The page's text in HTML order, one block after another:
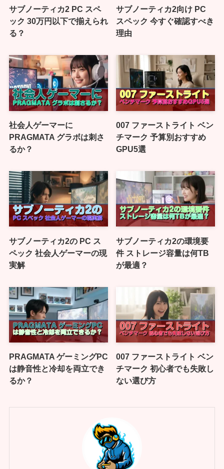
サブノーティカ2 PC スペ
ック 30万円以下で揃えられ
る？
サブノーティカ2向け PC
スペック 今すぐ確認すべき
理由
社会人ゲーマーに
PRAGMATA グラボは刺さ
るか？
007 ファーストライト ベン
チマーク 予算別おすすめ
GPU5選
サブノーティカ2の PC ス
ペック 社会人ゲーマーの現
実解
サブノーティカ2の環境要
件 ストレージ容量は何TB
が最適？
PRAGMATA ゲーミングPC
は静音性と冷却を両立でき
るか？
007 ファーストライト ベン
チマーク 初心者でも失敗し
ない選び方